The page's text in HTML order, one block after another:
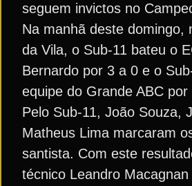
seguem invictos no
Na manhã deste domingo,
da Vila, o Sub-11 bateu o
Bernardo por 3 a 0 e o
equipe do Grande ABC por
Pelo Sub-11, João Souza,
Matheus Lima marcaram
santista. Com este
técnico Leandro